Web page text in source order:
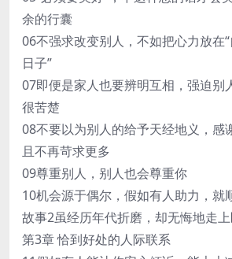
余的行囊
06不强求改变别人，不如把心力放在
日子”
07即便是家人也要辨明互相，强迫别
很苦楚
08不要以为别人的给予天经地义，感
且不再苛求更多
09尊重别人，别人也会尊重你
10机会源于偶尔，假如有人助力，就
故事2虽经历年代折磨，却无悔地走
第3章 恰到好处的人际联系